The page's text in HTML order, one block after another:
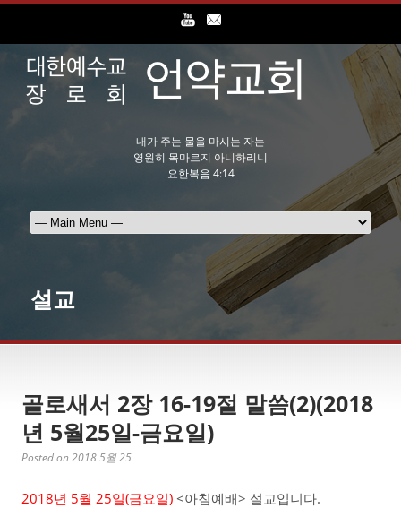
내가 주는 물을 마시는 자는
영원히 목마르지 아니하리니
요한복음 4:14
설교
골로새서 2장 16-19절 말씀(2)(2018
년 5월25일-금요일)
Posted on 2018 5월 25
2018년 5월 25일(금요일) <아침예배> 설교입니다.